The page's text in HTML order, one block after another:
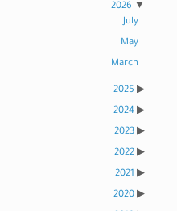
2026
July
May
March
2025
2024
2023
2022
2021
2020